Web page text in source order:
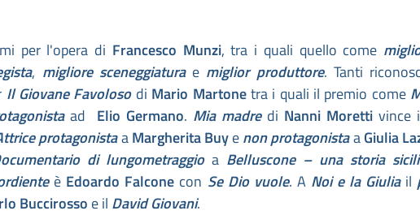
per l'opera di Francesco Munzi, tra i quali quello come
, migliore sceneggiatura e miglior produttore. Tanti
Il Giovane Favolosodi Mario Martonetra i quali il premio come
ad Elio Germano. Mia madredi Nanni Moretti vince
protagonistaaMargherita Buyenon protagonistaaGiulia
di lungometraggioa Belluscone – una storia
è Edoardo Falcone con Se Dio vuole. A Noi e la Giuliail
Buccirosso e il David Giovani.